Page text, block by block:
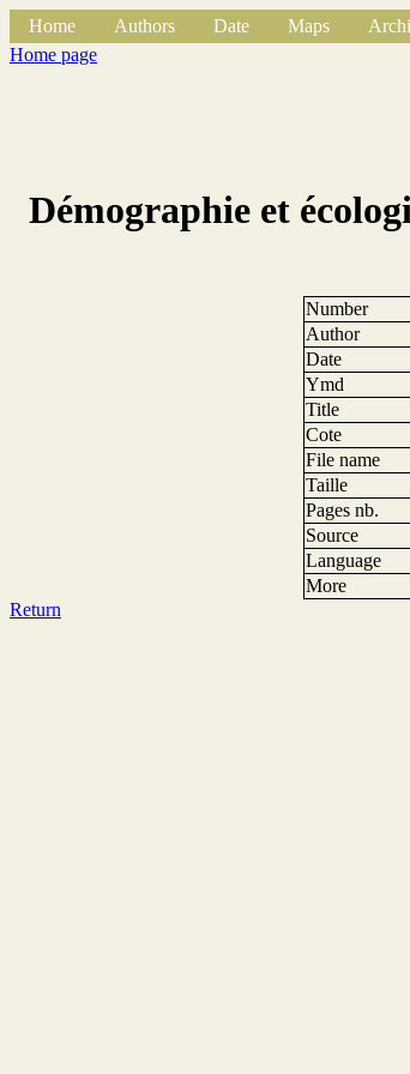
Home Authors Date Maps
Home page
Démographie et
Number
Author
Date
Ymd
Title
Cote
File name
Taille
Pages nb.
Source
Language
More
Return